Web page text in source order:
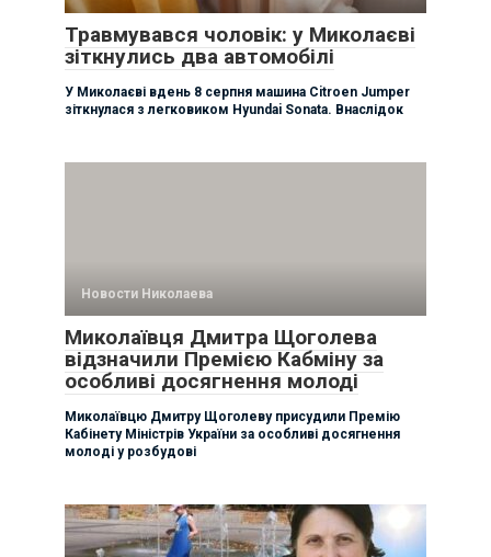
Травмувався чоловік: у Миколаєві
зіткнулись два автомобілі
У Миколаєві вдень 8 серпня машина Citroen Jumper
зіткнулася з легковиком Hyundai Sonata. Внаслідок
Новости Николаева
Миколаївця Дмитра Щоголева
відзначили Премією Кабміну за
особливі досягнення молоді
Миколаївцю Дмитру Щоголеву присудили Премію
Кабінету Міністрів України за особливі досягнення
молоді у розбудові